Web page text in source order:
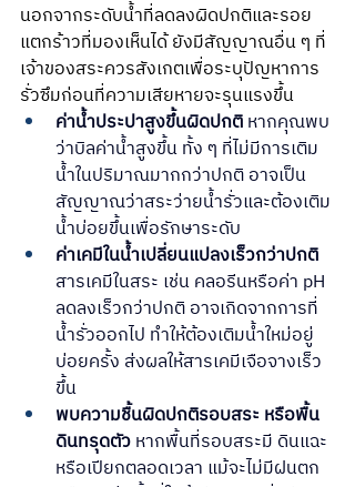
นอกจากระดับน้ำที่ลดลงผิดปกติและรอย
แตกร้าวที่มองเห็นได้ ยังมีสัญญาณอื่น ๆ ที่
เจ้าของสระควรสังเกตเพื่อระบุปัญหาการ
รั่วซึมก่อนที่ความเสียหายจะรุนแรงขึ้น
ค่าน้ำประปาสูงขึ้นผิดปกติ หากคุณพบ
ว่าบิลค่าน้ำสูงขึ้น ทั้ง ๆ ที่ไม่มีการเติม
น้ำในปริมาณมากกว่าปกติ อาจเป็น
สัญญาณว่าสระว่ายน้ำรั่วและต้องเติม
น้ำบ่อยขึ้นเพื่อรักษาระดับ
ค่าเคมีในน้ำเปลี่ยนแปลงเร็วกว่าปกติ
สารเคมีในสระ เช่น คลอรีนหรือค่า pH
ลดลงเร็วกว่าปกติ อาจเกิดจากการที่
น้ำรั่วออกไป ทำให้ต้องเติมน้ำใหม่อยู่
บ่อยครั้ง ส่งผลให้สารเคมีเจือจางเร็ว
ขึ้น
พบความชื้นผิดปกติรอบสระ หรือพื้น
ดินทรุดตัว หากพื้นที่รอบสระมี ดินแฉะ
หรือเปียกตลอดเวลา แม้จะไม่มีฝนตก